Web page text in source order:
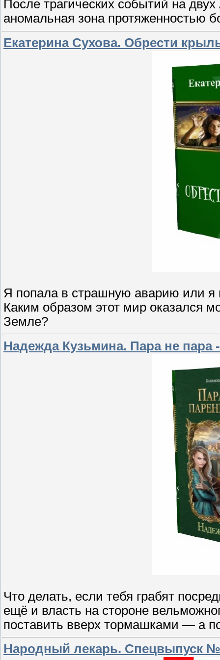
После трагических событий на
аномальная зона протяженностью
Екатерина Сухова. Обрести
Я попала в страшную аварию или
Каким образом этот мир оказался
Земле?
Надежда Кузьмина. Пара не пара
Что делать, если тебя грабят
ещё и власть на стороне
поставить вверх тормашками — а
Народный лекарь. Спецвыпуск